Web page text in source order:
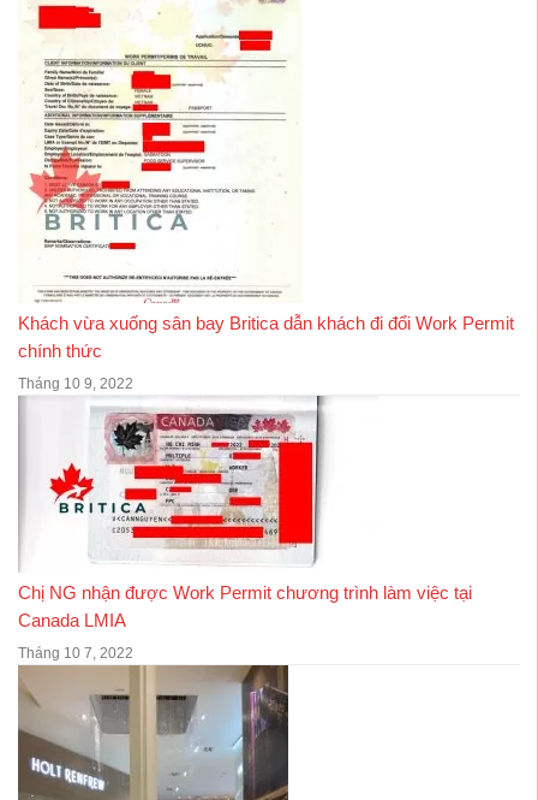
Khách vừa xuống sân bay Britica dẫn khách đi đổi Work Permit
chính thức
Tháng 10 9, 2022
Chị NG nhận được Work Permit chương trình làm việc tại
Canada LMIA
Tháng 10 7, 2022